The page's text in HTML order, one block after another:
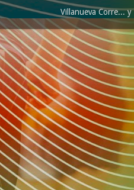
Villanueva Corre...